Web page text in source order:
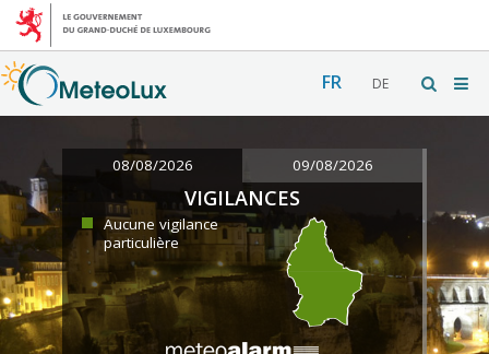
FR DE
08/08/2026 09/08/2026
VIGILANCES
Aucune vigilance
particulière